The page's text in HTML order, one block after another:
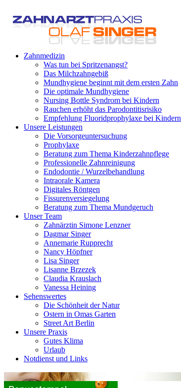
Zahnmedizin
Was tun bei Spritzenangst?
Das Milchzahngebiß
Mundhygiene beginnt mit dem ersten Zahn
Die optimale Mundhygiene
Nursing Bottle Syndrom bei Kindern
Rauchen erhöht das Parodontitisrisiko
Empfehlung Fluoridprophylaxe bei Kindern
Unsere Leistungen
Die Vorsorgeuntersuchung
Prophylaxe
Beratung zum Thema Kinderzahnpflege
Professionelle Zahnreinigung
Endodontie / Wurzelbehandlung
Intraorale Kamera
Digitales Röntgen
Fissurenversiegelung
Beratung zum Thema Mundgeruch
Unser Team
Zahnärztin Simone Lenzner
Dagmar Singer
Annemarie Rupprecht
Nancy Höpfner
Lisa Singer
Lisanne Brzezek
Claudia Krauslach
Vanessa Heining
Sehenswertes
Die Schönheit der Natur
Ostern in Omas Garten
Street Art Berlin
Unsere Praxis
Gutes Klima
Urlaub
Notdienst und Links